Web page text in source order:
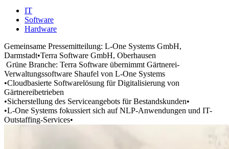
IT
Software
Hardware
Gemeinsame Pressemitteilung: L-One Systems GmbH,
Darmstadt•Terra Software GmbH, Oberhausen
Grüne Branche: Terra Software übernimmt Gärtnerei-
Verwaltungssoftware Shaufel von L-One Systems
•Cloudbasierte Softwarelösung für Digitalisierung von
Gärtnereibetrieben
•Sicherstellung des Serviceangebots für Bestandskunden•
•L-One Systems fokussiert sich auf NLP-Anwendungen und IT-
Outstaffing-Services•